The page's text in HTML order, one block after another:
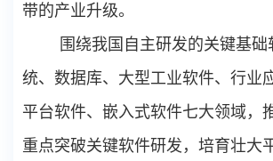
带的产业升级。
围绕我国自主研发的关键基础
统、数据库、大型工业软件、行业
平台软件、嵌入式软件七大领域，
重点突破关键软件研发，培育壮大